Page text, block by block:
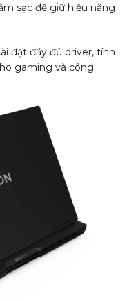
sạc để giữ hiệu năng
đặt đầy đủ driver, tính
gaming và công